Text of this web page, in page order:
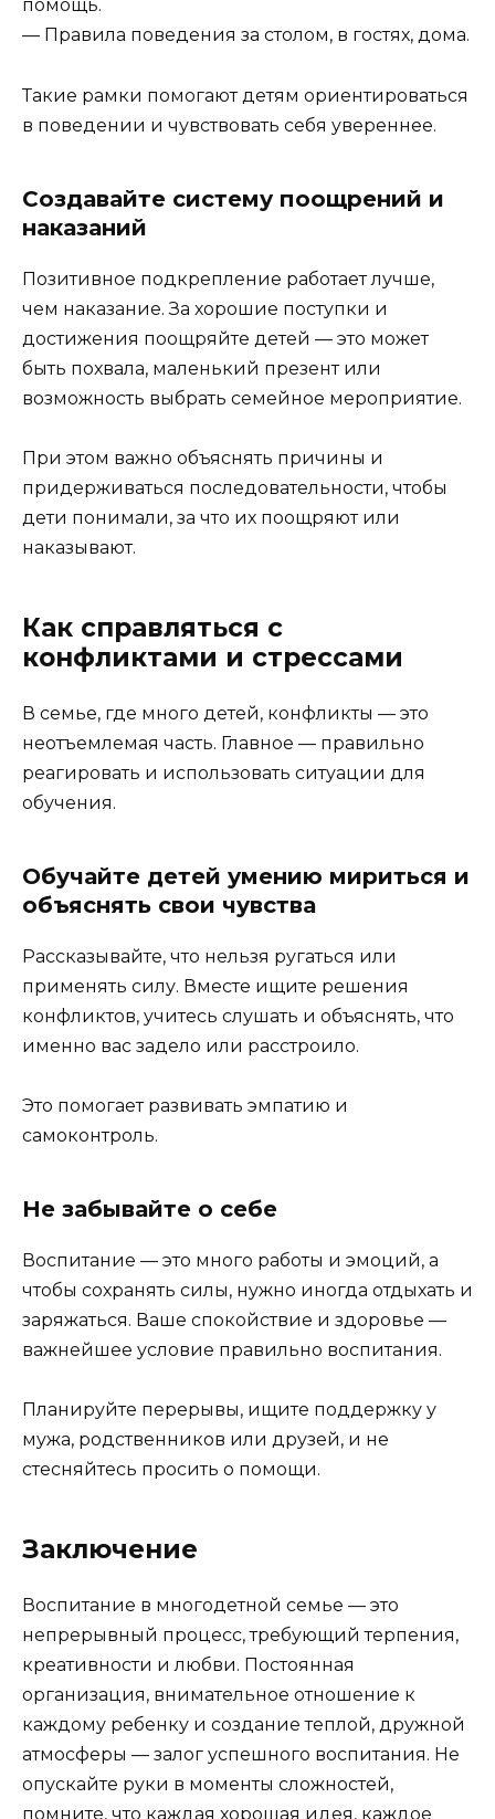
помощь.
— Правила поведения за столом, в гостях, дома.
Такие рамки помогают детям ориентироваться
в поведении и чувствовать себя увереннее.
Создавайте систему поощрений и
наказаний
Позитивное подкрепление работает лучше,
чем наказание. За хорошие поступки и
достижения поощряйте детей — это может
быть похвала, маленький презент или
возможность выбрать семейное мероприятие.
При этом важно объяснять причины и
придерживаться последовательности, чтобы
дети понимали, за что их поощряют или
наказывают.
Как справляться с
конфликтами и стрессами
В семье, где много детей, конфликты — это
неотъемлемая часть. Главное — правильно
реагировать и использовать ситуации для
обучения.
Обучайте детей умению мириться и
объяснять свои чувства
Рассказывайте, что нельзя ругаться или
применять силу. Вместе ищите решения
конфликтов, учитесь слушать и объяснять, что
именно вас задело или расстроило.
Это помогает развивать эмпатию и
самоконтроль.
Не забывайте о себе
Воспитание — это много работы и эмоций, а
чтобы сохранять силы, нужно иногда отдыхать и
заряжаться. Ваше спокойствие и здоровье —
важнейшее условие правильно воспитания.
Планируйте перерывы, ищите поддержку у
мужа, родственников или друзей, и не
стесняйтесь просить о помощи.
Заключение
Воспитание в многодетной семье — это
непрерывный процесс, требующий терпения,
креативности и любви. Постоянная
организация, внимательное отношение к
каждому ребенку и создание теплой, дружной
атмосферы — залог успешного воспитания. Не
опускайте руки в моменты сложностей,
помните, что каждая хорошая идея, каждое